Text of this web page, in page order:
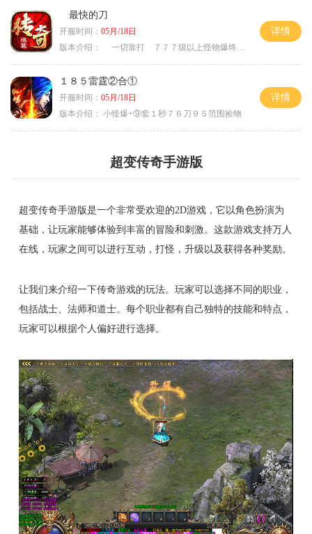
最快的刀
开服时间： 05月/18日
版本介绍：
一切靠打 ７７７级以上怪物爆终极
详情
１８５雷霆②合①
开服时间： 05月/18日
版本介绍： 小怪爆+⑨套１秒７６刀９５范围捡物
详情
超变传奇手游版
超变传奇手游版是一个非常受欢迎的2D游戏，它以角色扮演为
基础，让玩家能够体验到丰富的冒险和刺激。这款游戏支持万人
在线，玩家之间可以进行互动，打怪，升级以及获得各种奖励。
让我们来介绍一下传奇游戏的玩法。玩家可以选择不同的职业，
包括战士、法师和道士。每个职业都有自己独特的技能和特点，
玩家可以根据个人偏好进行选择。